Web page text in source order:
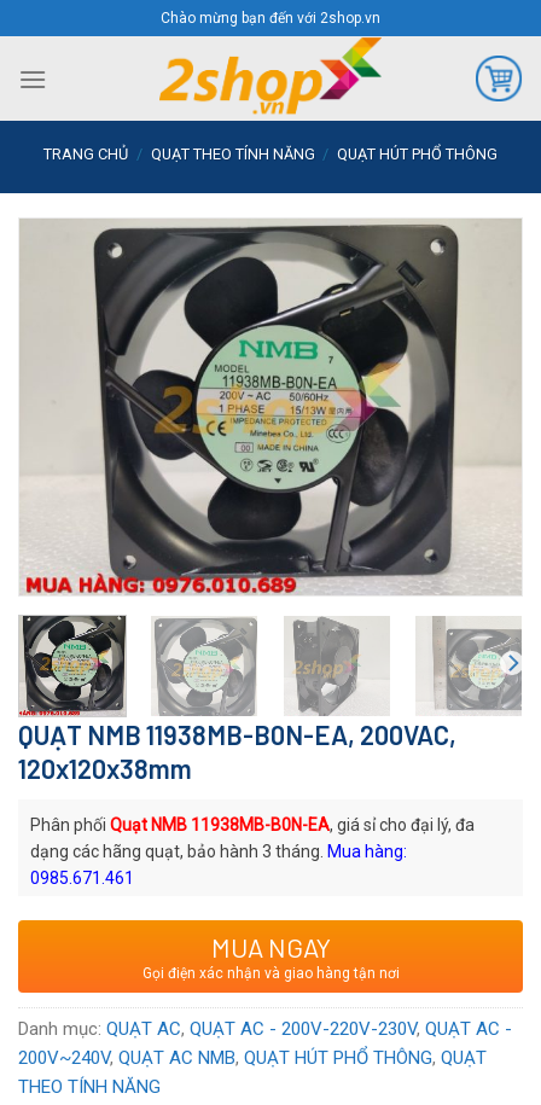
to
content
Chào mừng bạn đến với 2shop.vn
TRANG CHỦ / QUẠT THEO TÍNH NĂNG / QUẠT HÚT PHỔ THÔNG
QUẠT NMB 11938MB-B0N-EA, 200VAC,
120x120x38mm
Phân phối Quạt NMB 11938MB-B0N-EA, giá sỉ cho đại lý, đa
dạng các hãng quạt, bảo hành 3 tháng. Mua hàng:
0985.671.461
: Quạt AC NMB
: Thương hiệu Nhật Bản
Voltage:200VAC
MUA NGAY
Gọi điện xác nhận và giao hàng tận nơi
Danh mục: QUẠT AC, QUẠT AC - 200V-220V-230V, QUẠT AC -
200V~240V, QUẠT AC NMB, QUẠT HÚT PHỔ THÔNG, QUẠT
THEO TÍNH NĂNG